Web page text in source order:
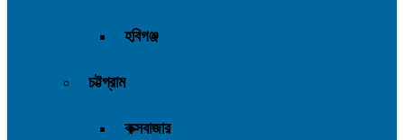
হবিগঞ্জ
চট্টগ্রাম
কক্সবাজার